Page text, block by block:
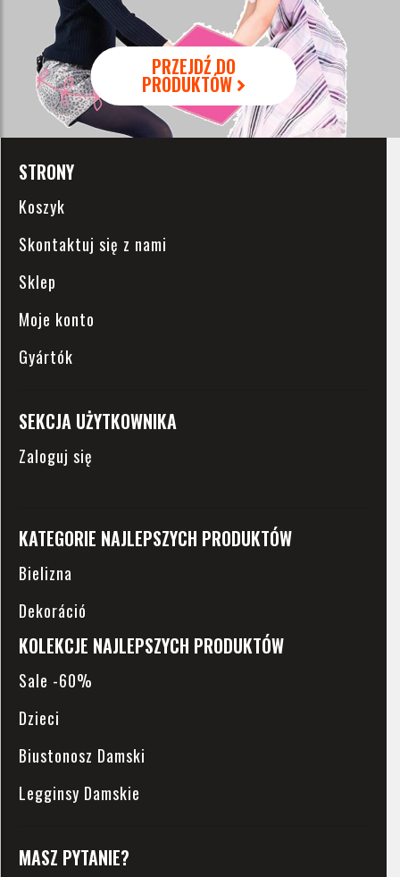
PRZEJDŹ DO
PRODUKTÓW
STRONY
Koszyk
Skontaktuj się z nami
Sklep
Moje konto
Gyártók
SEKCJA UŻYTKOWNIKA
Zaloguj się
KATEGORIE NAJLEPSZYCH PRODUKTÓW
Bielizna
Dekoráció
KOLEKCJE NAJLEPSZYCH PRODUKTÓW
Sale -60%
Dzieci
Biustonosz Damski
Legginsy Damskie
MASZ PYTANIE?